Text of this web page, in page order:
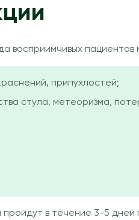
восприимчивых пациентов
припухлостей;
стула, метеоризма,
в течение 3-5